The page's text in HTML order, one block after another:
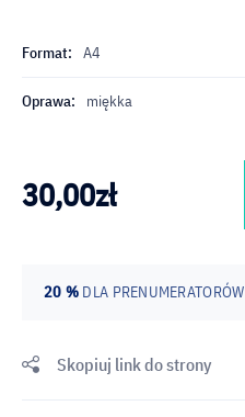
Format: A4
Oprawa: miękka
30,00zł
20 % DLA PRENUMERATORÓW
Skopiuj link do strony